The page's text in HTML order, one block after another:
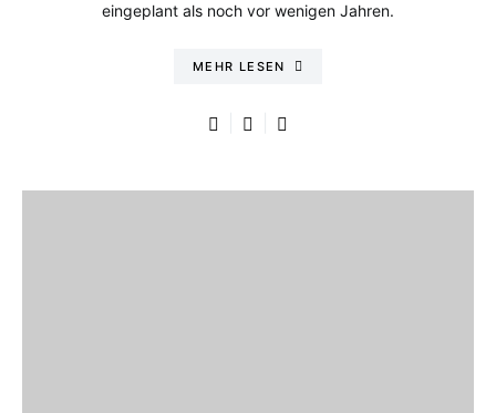
eingeplant als noch vor wenigen Jahren.
MEHR LESEN